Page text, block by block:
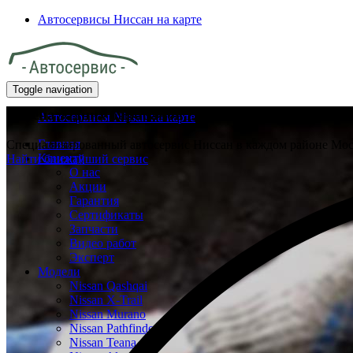
Автосервисы Ниссан на карте
Toggle navigation
Автосервисы Nissan на карте
Главная
Клиенту
О нас
Акции
Гарантия
Сертификаты
Запчасти
Видео работ
Эксперт
Модели
Nissan Qashqai
Nissan X-Trail
Nissan Murano
Nissan Pathfinder
Nissan Teana
Замена задних барабанов Ниссан
Специализированный автосервис Ниссан в каждом районе
Найти ближайший сервис